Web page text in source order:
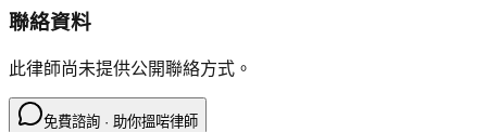
聯絡資料
此律師尚未提供公開聯絡方式。
免費諮詢 · 助你搵啱律師